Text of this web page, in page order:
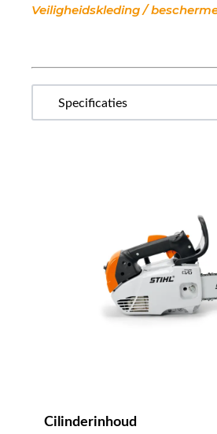
Veiligheidskleding /
Cilinderinhoud